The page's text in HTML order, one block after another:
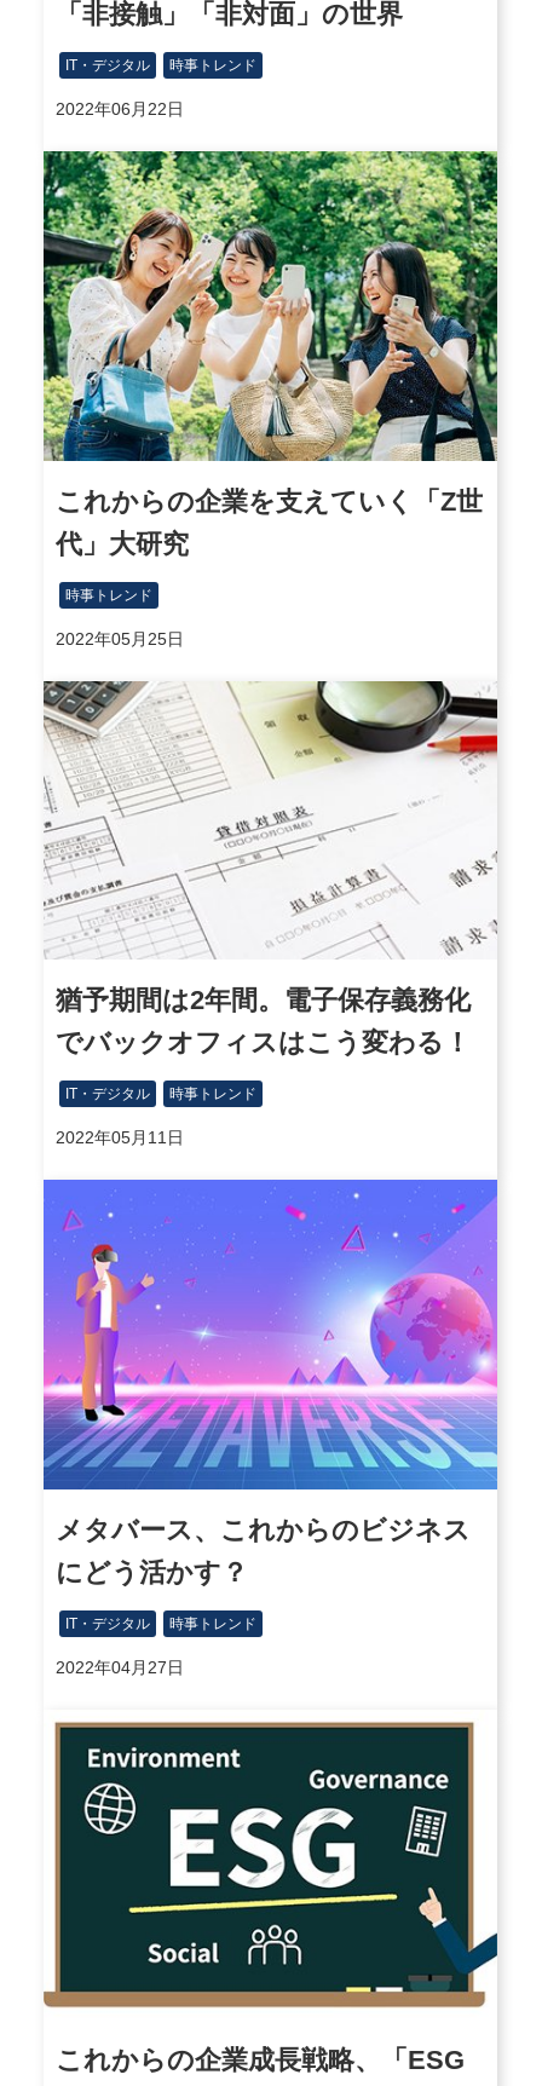
「非接触」「非対面」の世界
IT・デジタル 時事トレンド
2022年06月22日
これからの企業を支えていく「Z世
代」大研究
時事トレンド
2022年05月25日
猶予期間は2年間。電子保存義務化
でバックオフィスはこう変わる！
IT・デジタル 時事トレンド
2022年05月11日
メタバース、これからのビジネス
にどう活かす？
IT・デジタル 時事トレンド
2022年04月27日
これからの企業成長戦略、「ESG